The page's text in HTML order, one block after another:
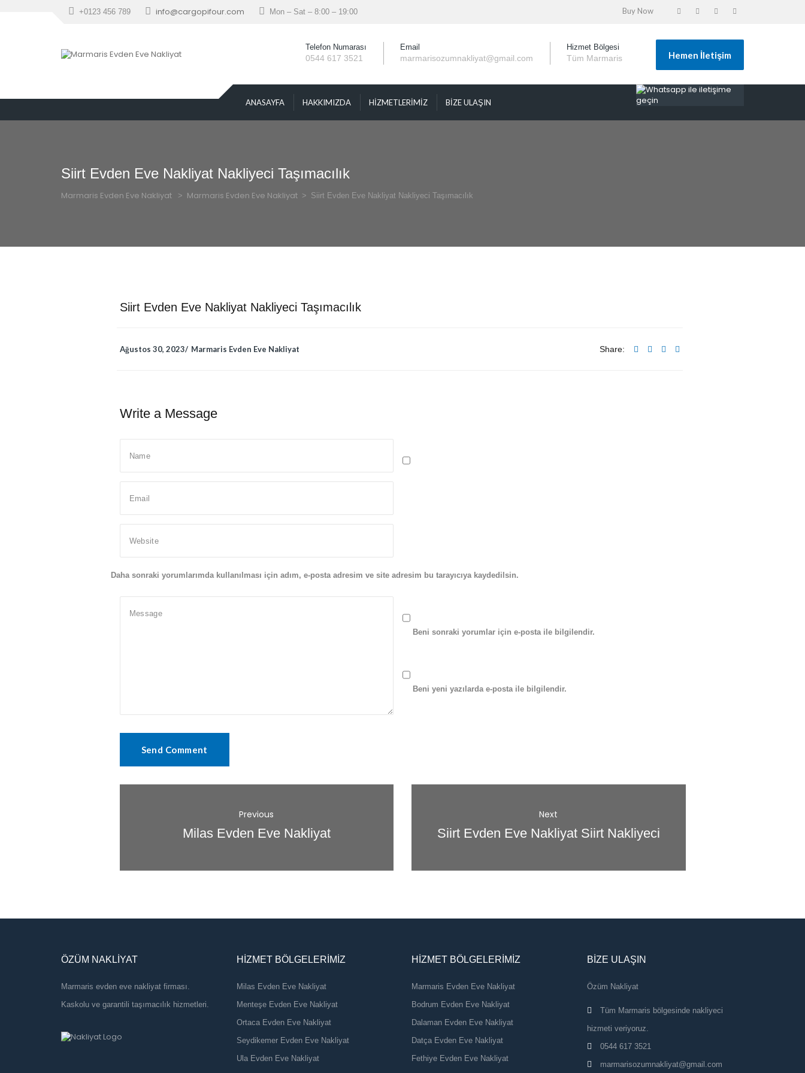
+0123 456 789 info@cargopifour.com Mon – Sat – 8:00 – 19:00 Buy Now
Telefon Numarası
0544 617 3521
Email
marmarisozumnakliyat@gmail.com
Hizmet Bölgesi
Tüm Marmari Hemen İletişim
ANASAYFA HAKKIMIZDA HİZMETLERİMİZ BIZE ULAŞIN
Siirt Evden Eve Nakliyat Nakliyeci Taşımacılık
Marmaris Evden Eve Nakliyat > Marmaris Evden Eve Nakliyat > Siirt Evden Eve Nakliyat Nakliyeci Taşımacılık
Siirt Evden Eve Nakliyat Nakliyeci Taşımacılık
Ağustos 30, 2023 Marmaris Evden Eve Nakliyat Share:
Write a Message
Daha sonraki yorumlarımda kullanılması için adım, e-posta adresim ve site adresim bu tarayıcıya kaydedilsin.
Beni sonraki yorumlar için e-posta ile bilgilendir.
Beni yeni yazılarda e-posta ile bilgilendir.
Previou
Milas Evden Eve Nakliyat
Next
Siirt Evden Eve Nakliyat Siirt Nakliyeci
ÖZÜM NAKLIYAT
Marmaris evden eve nakliyat firması.
Kaskolu ve garantili taşımacılık hizmetleri.
HIZMET BÖLGELERIMIZ
Milas Evden Eve Nakliyat
Menteşe Evden Eve Nakliyat
Ortaca Evden Eve Nakliyat
Seydikemer Evden Eve Nakliyat
Ula Evden Eve Nakliyat
HIZMET BÖLGELERIMIZ
Marmaris Evden Eve Nakliyat
Bodrum Evden Eve Nakliyat
Dalaman Evden Eve Nakliyat
Datça Evden Eve Nakliyat
Fethiye Evden Eve Nakliyat
BIZE ULAŞIN
Özüm Nakliyat
Tüm Marmaris bölgesinde nakliyeci
hizmeti veriyoruz.
0544 617 3521
marmarisozumnakliyat@gmail.com